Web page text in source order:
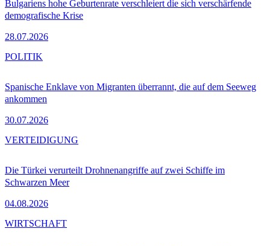
Bulgariens hohe Geburtenrate verschleiert die sich verschärfende
demografische Krise
28.07.2026
Spanische Enklave von Migranten überrannt, die auf dem Seeweg
ankommen
30.07.2026
POLITIK
Die Türkei verurteilt Drohnenangriffe auf zwei Schiffe im
Schwarzen Meer
04.08.2026
VERTEIDIGUNG
WIRTSCHAFT